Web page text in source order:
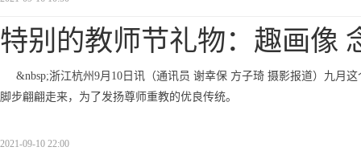
特别的教师节礼物：趣画像
&nbsp;浙江杭州9月10日讯（通讯员 谢幸保 方子琦 摄影报道）九月
脚步翩翩走来，为了发扬尊师重教的优良传统。
2021-09-10 22:00